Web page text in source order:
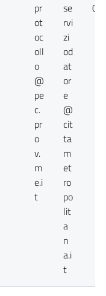
pr
ot
oc
oll
o
@
pe
c.
pr
o
v.
m
e.i
t
se
rvi
zi
od
at
or
e
@
cit
ta
m
et
ro
po
lit
a
n
a.i
t